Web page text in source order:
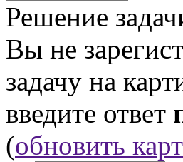
Решение
Вы не
задачу на
введите ответ
(обновить